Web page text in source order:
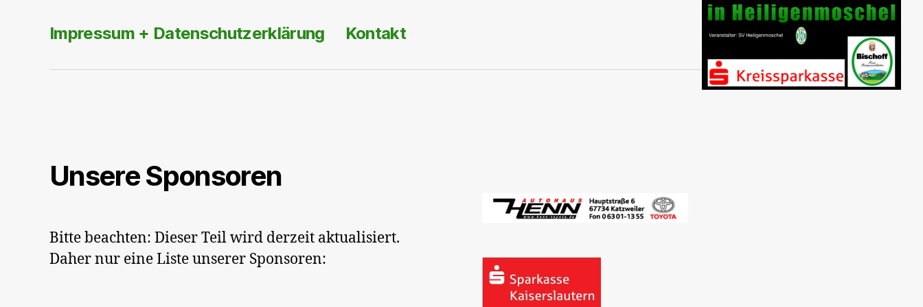
Impressum + Datenschutzerklärung Kontakt
Unsere Sponsoren
Bitte beachten: Dieser Teil wird derzeit aktualisiert.
Daher nur eine Liste unserer Sponsoren: